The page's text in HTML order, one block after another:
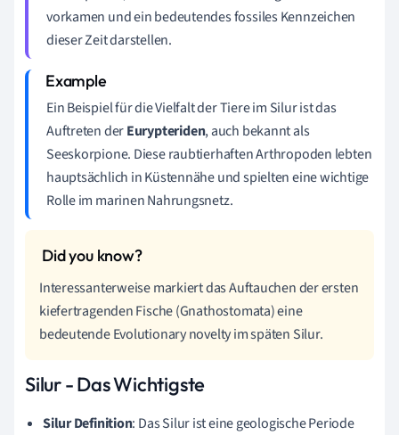
vorkamen und ein bedeutendes fossiles Kennzeichen
dieser Zeit darstellen.
Ein Beispiel für die Vielfalt der Tiere im Silur ist das
Auftreten derEurypteriden, auch bekannt als
Seeskorpione. Diese raubtierhaften Arthropoden lebten
hauptsächlich in Küstennähe und spielten eine wichtige
Rolle im marinen Nahrungsnetz.
Interessanterweise markiert das Auftauchen der ersten
kiefertragenden Fische (Gnathostomata) eine
bedeutende Evolutionary novelty im späten Silur.
Silur - Das Wichtigste
Silur Definition: Das Silur ist eine geologische Periode